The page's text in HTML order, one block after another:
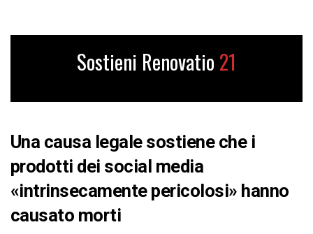
Sostieni Renovatio 21
Una causa legale sostiene che i
prodotti dei social media
«intrinsecamente pericolosi» hanno
causato morti